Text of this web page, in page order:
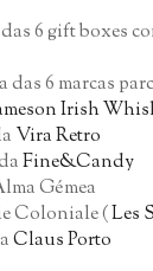
6 gift boxes
das 6 marcas
Irish
Vira Retro
Fine&Candy
Gémea
Coloniale (Les
Claus Porto